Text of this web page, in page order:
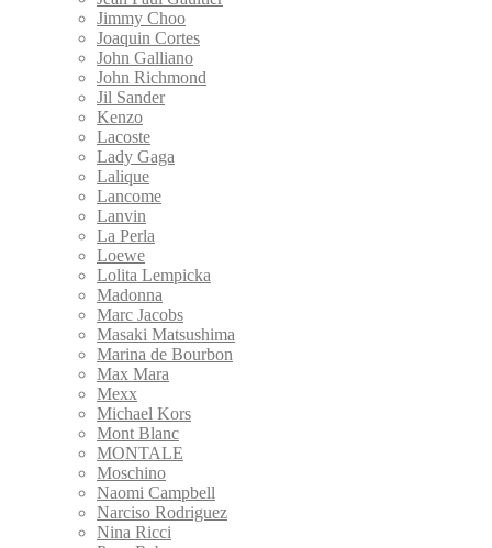
Jimmy Choo
Joaquin Cortes
John Galliano
John Richmond
Jil Sander
Kenzo
Lacoste
Lady Gaga
Lalique
Lancome
Lanvin
La Perla
Loewe
Lolita Lempicka
Madonna
Marc Jacobs
Masaki Matsushima
Marina de Bourbon
Max Mara
Mexx
Michael Kors
Mont Blanc
MONTALE
Moschino
Naomi Campbell
Narciso Rodriguez
Nina Ricci